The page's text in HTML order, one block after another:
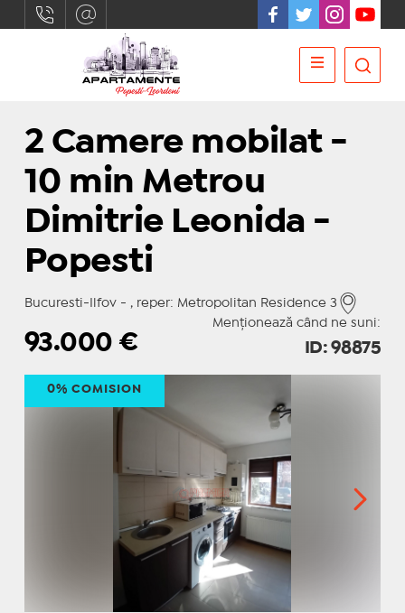
2 Camere mobilat -
10 min Metrou
Dimitrie Leonida -
Popesti
Bucuresti-Ilfov - , reper: Metropolitan Residence 3
Menționează când ne suni:
93.000€ ID: 98875
0% COMISION